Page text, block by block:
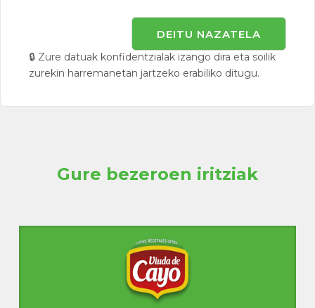
🔒 Zure datuak konfidentzialak izango dira eta soilik
zurekin harremanetan jartzeko erabiliko ditugu.
Gure bezeroen iritziak